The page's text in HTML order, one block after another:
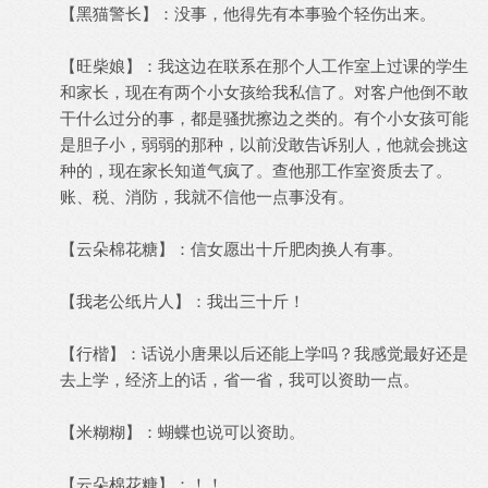
【黑猫警长】：没事，他得先有本事验个轻伤出来。
【旺柴娘】：我这边在联系在那个人工作室上过课的学生
和家长，现在有两个小女孩给我私信了。对客户他倒不敢
干什么过分的事，都是骚扰擦边之类的。有个小女孩可能
是胆子小，弱弱的那种，以前没敢告诉别人，他就会挑这
种的，现在家长知道气疯了。查他那工作室资质去了。
账、税、消防，我就不信他一点事没有。
【云朵棉花糖】：信女愿出十斤肥肉换人有事。
【我老公纸片人】：我出三十斤！
【行楷】：话说小唐果以后还能上学吗？我感觉最好还是
去上学，经济上的话，省一省，我可以资助一点。
【米糊糊】：蝴蝶也说可以资助。
【云朵棉花糖】：！！